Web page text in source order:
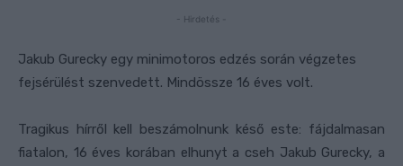
- Hirdetés -
Jakub Gurecky egy minimotoros edzés során végzetes
fejsérülést szenvedett. Mindössze 16 éves volt.
Tragikus hírről kell beszámolnunk késő este: fájdalmasan
fiatalon, 16 éves korában elhunyt a cseh Jakub Gurecky, a